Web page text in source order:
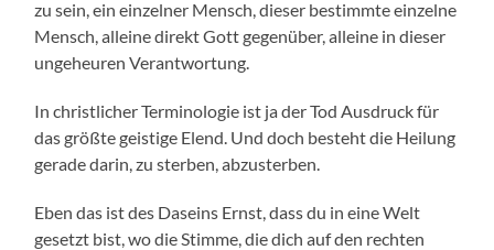
zu sein, ein einzelner Mensch, dieser bestimmte einzelne
Mensch, alleine direkt Gott gegenüber, alleine in dieser
ungeheuren Verantwortung.
In christlicher Terminologie ist ja der Tod Ausdruck für
das größte geistige Elend. Und doch besteht die Heilung
gerade darin, zu sterben, abzusterben.
Eben das ist des Daseins Ernst, dass du in eine Welt
gesetzt bist, wo die Stimme, die dich auf den rechten